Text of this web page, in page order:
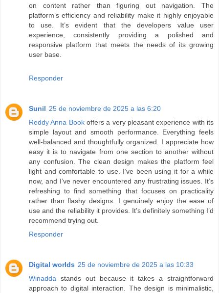
on content rather than figuring out navigation. The
platform’s efficiency and reliability make it highly enjoyable
to use. It’s evident that the developers value user
experience, consistently providing a polished and
responsive platform that meets the needs of its growing
user base.
Responder
Sunil 25 de noviembre de 2025 a las 6:20
Reddy Anna Bookoffers a very pleasant experience with its
simple layout and smooth performance. Everything feels
well-balanced and thoughtfully organized. I appreciate how
easy it is to navigate from one section to another without
any confusion. The clean design makes the platform feel
light and comfortable to use. I’ve been using it for a while
now, and I’ve never encountered any frustrating issues. It’s
refreshing to find something that focuses on practicality
rather than flashy designs. I genuinely enjoy the ease of
use and the reliability it provides. It’s definitely something I’d
recommend trying out.
Responder
Digital worlds 25 de noviembre de 2025 a las 10:33
Winadda stands out because it takes a straightforward
approach to digital interaction. The design is minimalistic,